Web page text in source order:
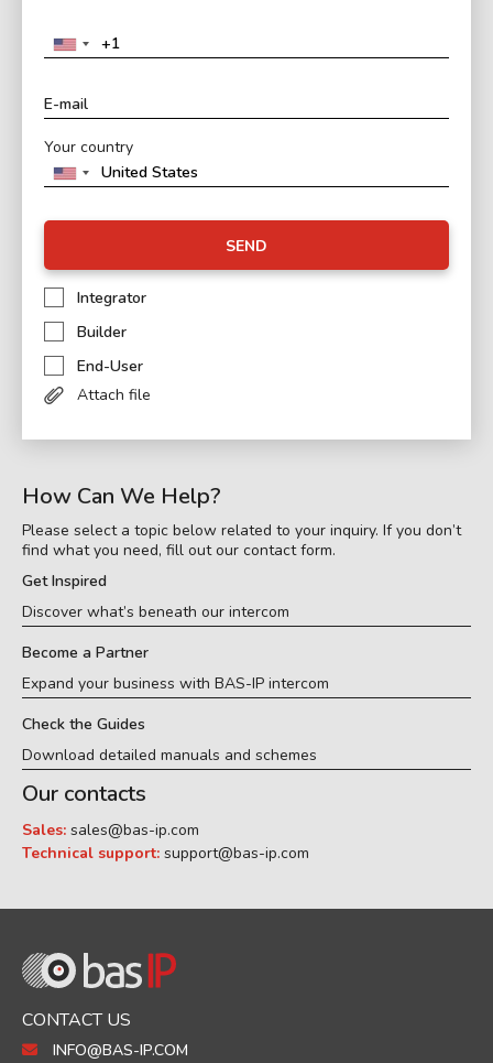
Your country
SEND
Integrator
Builder
End-User
Attach file
How Can We Help?
Please select a topic below related to your inquiry. If you don’t
find what you need, fill out our contact form.
Get Inspired
Discover what’s beneath our intercom
Become a Partner
Expand your business with BAS-IP intercom
Check the Guides
Download detailed manuals and schemes
Our contacts
Sales: sales@bas-ip.com
Technical support: support@bas-ip.com
CONTACT US
INFO@BAS-IP.COM